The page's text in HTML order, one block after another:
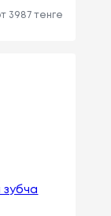
3987 тенге
зубча